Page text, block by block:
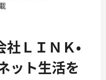
社ＬＩＮＫ・
ット生活を